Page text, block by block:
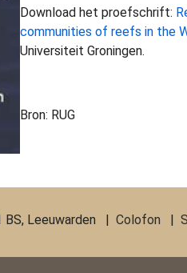
Download het proefschrift:
communities of reefs in the
Universiteit Groningen.
Bron: RUG
BS, Leeuwarden | Colofon